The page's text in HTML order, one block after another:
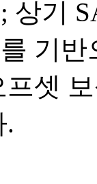
상기
기
셋
.